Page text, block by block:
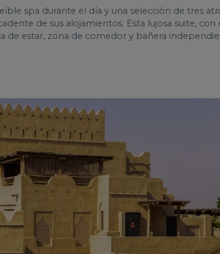
spa durante el día y una selección de tres
de sus alojamientos. Esta lujosa suite, con
de estar, zona de comedor y bañera